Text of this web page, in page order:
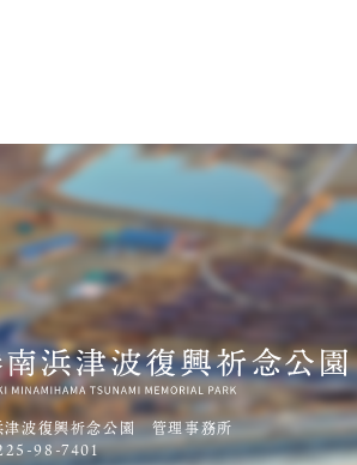
津波復興祈念公園 管理事務所
98-7401